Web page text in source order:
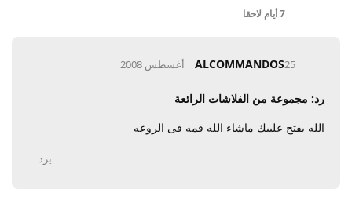
7 أيام لاحقا
ALCOMMANDOS25 أغسطس 2008
رد: مجموعة من الفلاشات الرائعة
الله يفتح علييك ماشاء الله قمه فى الروعه
يرد